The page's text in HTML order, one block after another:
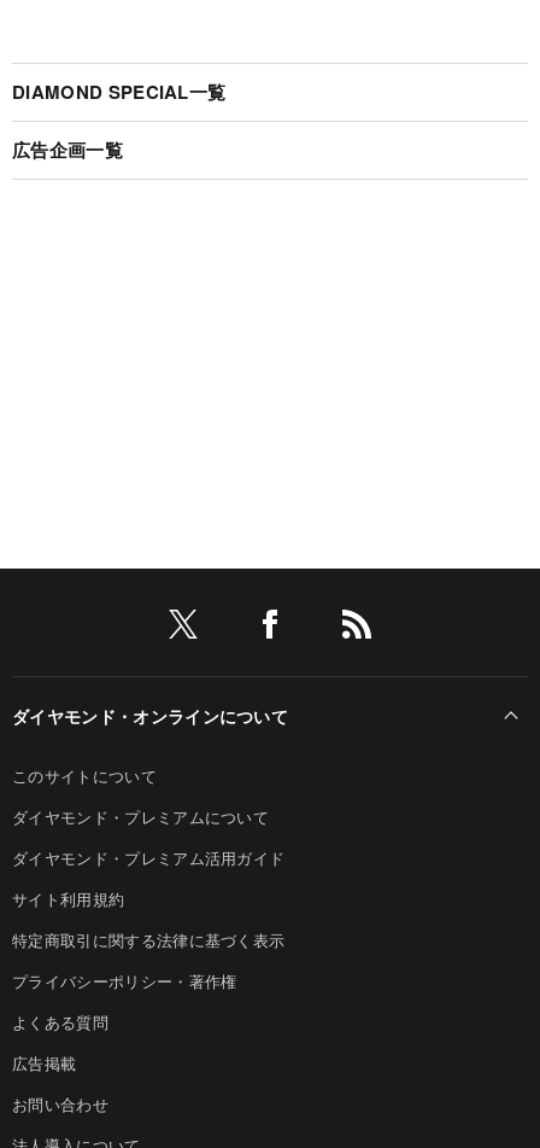
DIAMOND SPECIAL一覧
広告企画一覧
ダイヤモンド・オンラインについて
このサイトについて
ダイヤモンド・プレミアムについて
ダイヤモンド・プレミアム活用ガイド
サイト利用規約
特定商取引に関する法律に基づく表示
プライバシーポリシー・著作権
よくある質問
広告掲載
お問い合わせ